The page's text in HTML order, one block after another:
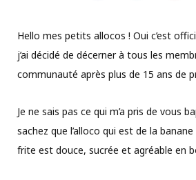
Hello mes petits allocos ! Oui c’est
j’ai décidé de décerner à tous les
communauté après plus de 15 ans de
Je ne sais pas ce qui m’a pris de vous
sachez que l’alloco qui est de la
frite est douce, sucrée et agréable en